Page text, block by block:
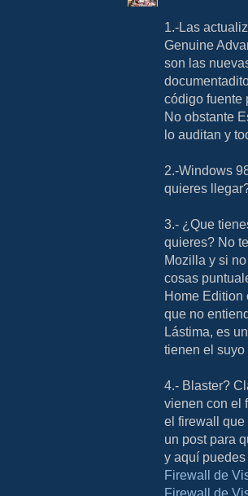
1.-Las
Genuine
son las
código fuente
No obstante
lo auditan y
2.-Windows
quieres
3.- ¿Que
quieres? No
Mozilla y si
cosas
Home Edition
que no
Lástima, es
tienen el
4.- Blaster?
vienen con el
el firewall que
un post para
y aquí
Firewall de